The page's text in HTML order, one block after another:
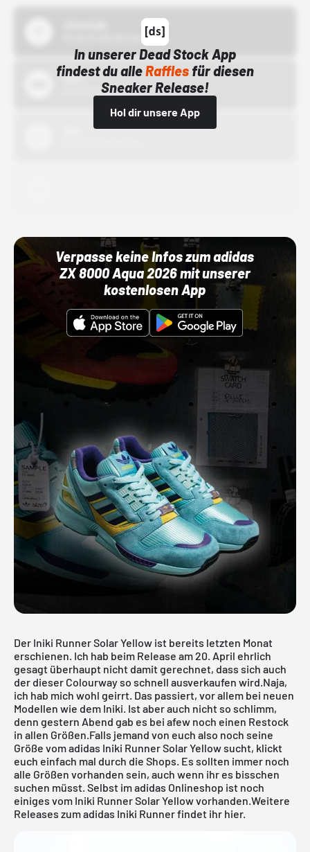
In unserer Dead Stock App
findest du alleRafflesfür diesen
Sneaker Release!
Hol dir unsere App
Bstn
01.10.22 00:00 Uhr
Verpasse keine Infos zum adidas
ZX 8000 Aqua 2026 mit unserer
kostenlosen App
Der Iniki Runner Solar Yellow ist bereits letzten Monat
erschienen. Ich hab beim Release am 20. April ehrlich
gesagt überhaupt nicht damit gerechnet, dass sich auch
der dieser Colourway so schnell ausverkaufen wird.Naja,
ich hab mich wohl geirrt. Das passiert, vor allem bei neuen
Modellen wie dem Iniki. Ist aber auch nicht so schlimm,
denn gestern Abend gab es bei afew noch einen Restock
in allen Größen.Falls jemand von euch also noch seine
Größe vom adidas Iniki Runner Solar Yellow sucht, klickt
euch einfach mal durch die Shops. Es sollten immer noch
alle Größen vorhanden sein, auch wenn ihr es bisschen
suchen müsst. Selbst im adidas Onlineshop ist noch
einiges vom Iniki Runner Solar Yellow vorhanden.Weitere
Releases zum adidas Iniki Runner findet ihr hier.